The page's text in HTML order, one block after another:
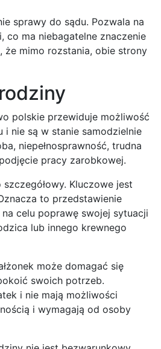
sprawy do sądu. Pozwala na
co ma niebagatelne znaczenie
mimo rozstania, obie strony
polskie przewiduje możliwość
nie są w stanie samodzielnie
niepełnosprawność, trudna
pracy zarobkowej.
Kluczowe jest
to przedstawienie
celu poprawę swojej sytuacji
lub innego krewnego
może domagać się
swoich potrzeb.
i nie mają możliwości
i wymagają od osoby